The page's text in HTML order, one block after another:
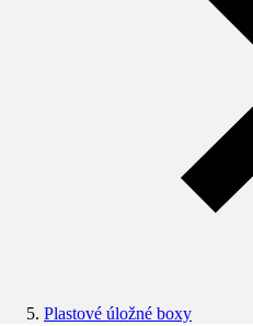
Plastové úložné boxy